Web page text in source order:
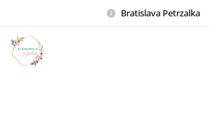
Bratislava Petrzalka